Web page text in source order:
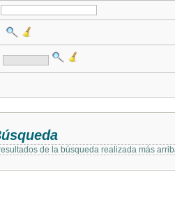
de la búsqueda realizada más